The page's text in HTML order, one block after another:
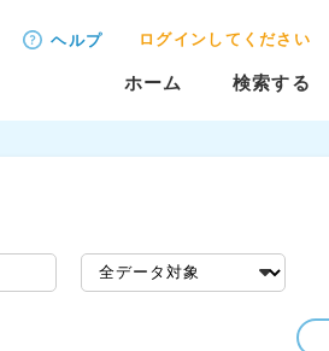
ヘルプ ログインしてください
ホーム 検索する